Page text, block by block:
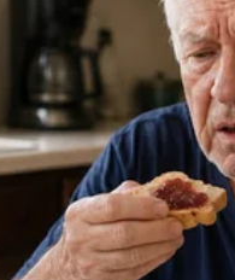
i za sebe i za druge,
oslonac, da drži
u kojem Rak
da može da izabere ono
biti konkretna
odlagao, pa sada
nije planirao, ali mu